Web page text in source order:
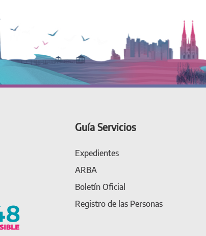
Guía Servicios
Expedientes
ARBA
Boletín Oficial
Registro de las Personas